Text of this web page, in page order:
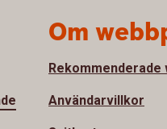
Om
Rekommenderade
Användarvillkor